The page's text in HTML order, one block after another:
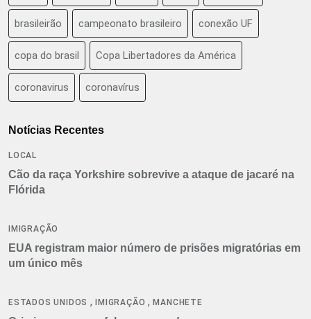
brasileirão campeonato brasileiro conexão UF
copa do brasil Copa Libertadores da América
coronavirus coronavírus
Notícias Recentes
LOCAL
Cão da raça Yorkshire sobrevive a ataque de jacaré na
Flórida
IMIGRAÇÃO
EUA registram maior número de prisões migratórias em
um único mês
ESTADOS UNIDOS ,IMIGRAÇÃO ,MANCHETE